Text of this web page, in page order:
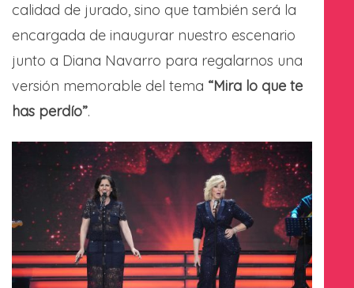
calidad de jurado, sino que también será la
encargada de inaugurar nuestro escenario
junto a Diana Navarro para regalarnos una
versión memorable del tema “Mira lo que te
has perdío”.